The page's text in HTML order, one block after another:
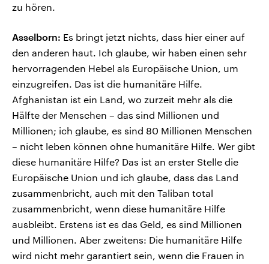
zu hören.
Asselborn: Es bringt jetzt nichts, dass hier einer auf
den anderen haut. Ich glaube, wir haben einen sehr
hervorragenden Hebel als Europäische Union, um
einzugreifen. Das ist die humanitäre Hilfe.
Afghanistan ist ein Land, wo zurzeit mehr als die
Hälfte der Menschen – das sind Millionen und
Millionen; ich glaube, es sind 80 Millionen Menschen
– nicht leben können ohne humanitäre Hilfe. Wer gibt
diese humanitäre Hilfe? Das ist an erster Stelle die
Europäische Union und ich glaube, dass das Land
zusammenbricht, auch mit den Taliban total
zusammenbricht, wenn diese humanitäre Hilfe
ausbleibt. Erstens ist es das Geld, es sind Millionen
und Millionen. Aber zweitens: Die humanitäre Hilfe
wird nicht mehr garantiert sein, wenn die Frauen in